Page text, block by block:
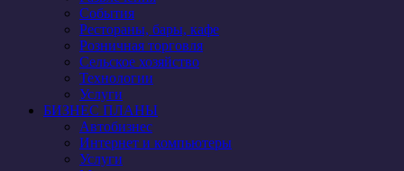
События
Рестораны, бары, кафе
Розничная торговля
Сельское хозяйство
Технологии
Услуги
БИЗНЕС ПЛАНЫ
Автобизнес
Интернет и компьютеры
Услуги